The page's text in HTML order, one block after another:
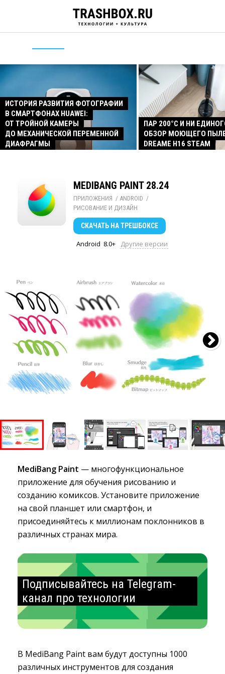
ИСТОРИЯ РАЗВИТИЯ ФОТОГРАФИИ
В СМАРТФОНАХ HUAWEI:
ОТ ТРОЙНОЙ КАМЕРЫ
ДО МЕХАНИЧЕСКОЙ ПЕРЕМЕННОЙ
ДИАФРАГМЫ
ПАР 200°C И НИ
ОБЗОР МОЮЩЕГО
DREAME H16 STEAM
MEDIBANG PAINT 28.24
ПРИЛОЖЕНИЯ / ANDROID /
РИСОВАНИЕ И ДИЗАЙН
СКАЧАТЬ НА ТРЕШБОКСЕ
Android 8.0+ Другие версии
MediBang Paint — многофункциональное
приложение для обучения рисованию и
созданию комиксов. Установите приложение
на свой планшет или смартфон, и
присоединяйтесь к миллионам поклонников в
различных странах мира.
Подписывайтесь на Telegram-
канал про технологии
В MediBang Paint вам будут доступны 1000
различных инструментов для создания